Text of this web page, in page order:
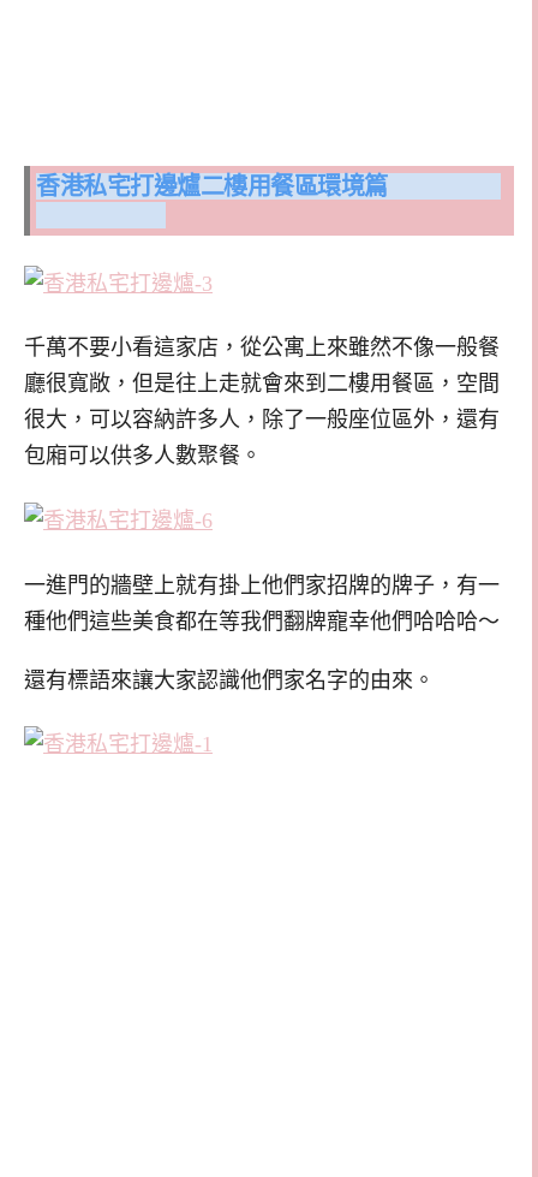
香港私宅打邊爐二樓用餐區環境篇
千萬不要小看這家店，從公寓上來雖然不像一般餐
廳很寬敞，但是往上走就會來到二樓用餐區，空間
很大，可以容納許多人，除了一般座位區外，還有
包廂可以供多人數聚餐。
一進門的牆壁上就有掛上他們家招牌的牌子，有一
種他們這些美食都在等我們翻牌寵幸他們哈哈哈～
還有標語來讓大家認識他們家名字的由來。